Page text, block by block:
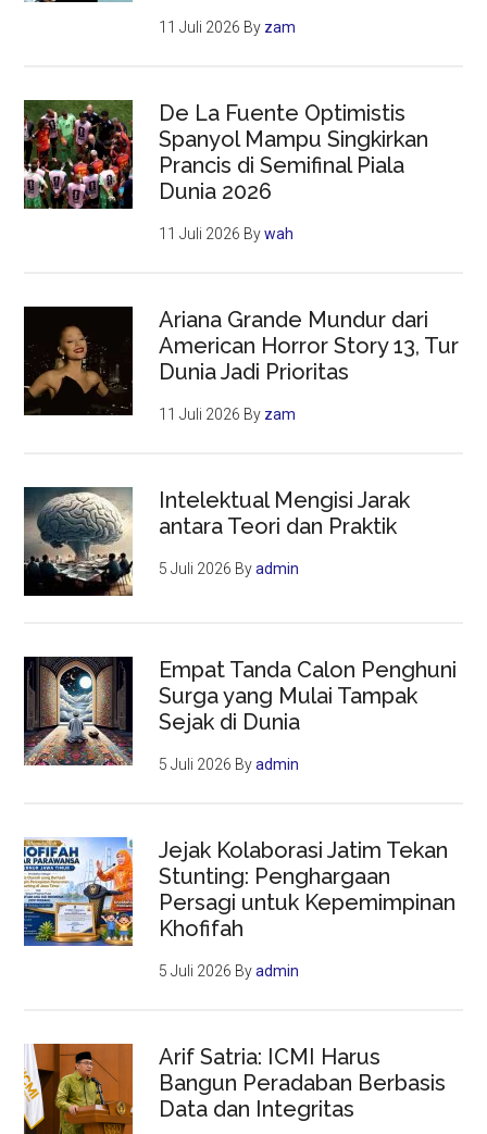
11 Juli 2026 By zam
De La Fuente Optimistis
Spanyol Mampu Singkirkan
Prancis di Semifinal Piala
Dunia 2026
11 Juli 2026 Bywah
Ariana Grande Mundur dari
American Horror Story 13, Tur
Dunia Jadi Prioritas
11 Juli 2026 By zam
Intelektual Mengisi Jarak
antara Teori dan Praktik
5 Juli 2026 Byadmin
Empat Tanda Calon Penghuni
Surga yang Mulai Tampak
Sejak di Dunia
5 Juli 2026 Byadmin
Jejak Kolaborasi Jatim Tekan
Stunting: Penghargaan
Persagi untuk Kepemimpinan
Khofifah
5 Juli 2026 Byadmin
Arif Satria: ICMI Harus
Bangun Peradaban Berbasis
Data dan Integritas